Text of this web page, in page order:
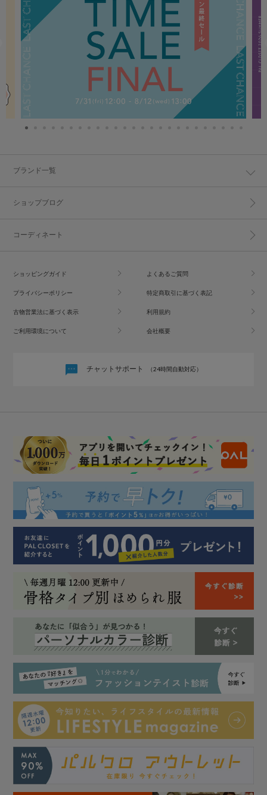
ブランド一覧
ショップブログ
コーディネート
ショッピングガイド よくあるご質問
プライバシーポリシー 特定商取引に基づく表記
古物営業法に基づく表示 利用規約
ご利用環境について 会社概要
チャットサポート （24時間自動対応）